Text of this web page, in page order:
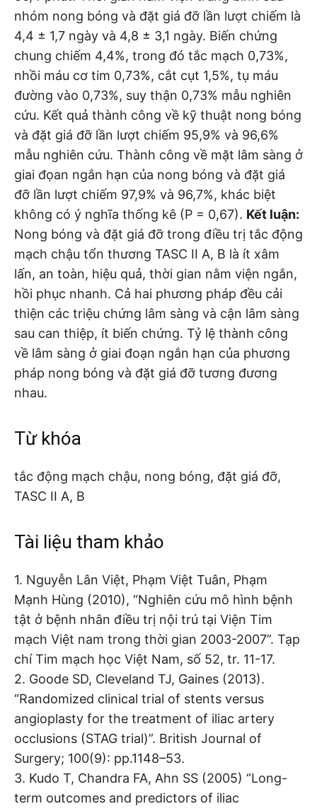
nhóm nong bóng và đặt giá đỡ lần lượt chiếm là
4,4 ± 1,7 ngày và 4,8 ± 3,1 ngày. Biến chứng
chung chiếm 4,4%, trong đó tắc mạch 0,73%,
nhồi máu cơ tim 0,73%, cắt cụt 1,5%, tụ máu
đường vào 0,73%, suy thận 0,73% mẫu nghiên
cứu. Kết quả thành công về kỹ thuật nong bóng
và đặt giá đỡ lần lượt chiếm 95,9% và 96,6%
mẫu nghiên cứu. Thành công về mặt lâm sàng ở
giai đọan ngắn hạn của nong bóng và đặt giá
đỡ lần lượt chiếm 97,9% và 96,7%, khác biệt
không có ý nghĩa thống kê (P = 0,67). Kết luận:
Nong bóng và đặt giá đỡ trong điều trị tắc động
mạch chậu tổn thương TASC II A, B là ít xâm
lấn, an toàn, hiệu quả, thời gian nằm viện ngắn,
hồi phục nhanh. Cả hai phương pháp đều cải
thiện các triệu chứng lâm sàng và cận lâm sàng
sau can thiệp, ít biến chứng. Tỷ lệ thành công
về lâm sàng ở giai đoạn ngắn hạn của phương
pháp nong bóng và đặt giá đỡ tương đương
nhau.
Từ khóa
tắc động mạch chậu, nong bóng, đặt giá đỡ,
TASC II A, B
Tài liệu tham khảo
1. Nguyễn Lân Việt, Phạm Việt Tuân, Phạm
Mạnh Hùng (2010), “Nghiên cứu mô hình bệnh
tật ở bệnh nhân điều trị nội trú tại Viện Tim
mạch Việt nam trong thời gian 2003-2007”. Tạp
chí Tim mạch học Việt Nam, số 52, tr. 11-17.
2. Goode SD, Cleveland TJ, Gaines (2013).
“Randomized clinical trial of stents versus
angioplasty for the treatment of iliac artery
occlusions (STAG trial)”. British Journal of
Surgery; 100(9): pp.1148–53.
3. Kudo T, Chandra FA, Ahn SS (2005) “Long-
term outcomes and predictors of iliac